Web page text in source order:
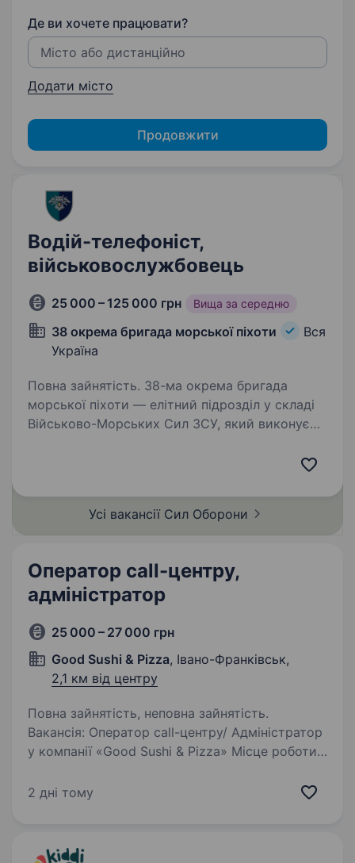
Де ви хочете працювати?
Додати місто
Продовжити
Водій-телефоніст,
військовослужбовець
25 000 – 125 000 грн Вища за середню
38 окрема бригада морської піхоти
Вся
Україна
Повна зайнятість. 38-ма окрема бригада
морської піхоти — елітний підрозділ у складі
Військово-Морських Сил ЗСУ, який виконує
Усі вакансії Сил Оборони
Оператор call-центру,
адміністратор
25 000 – 27 000 грн
Good Sushi & Pizza, Івано-Франківськ,
2,1 км від центру
Повна зайнятість, неповна зайнятість.
Вакансія: Оператор call-центру/ Адміністратор
у компанії «Good Sushi & Pizza» Місце роботи:
та обробка замовлень по телефону
2 дні тому